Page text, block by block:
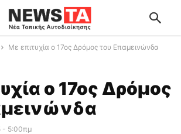
Με επιτυχία ο 17ος Δρόμος του Επαμεινώνδα
ο 17ος Δρόμος
- 5:00πμ